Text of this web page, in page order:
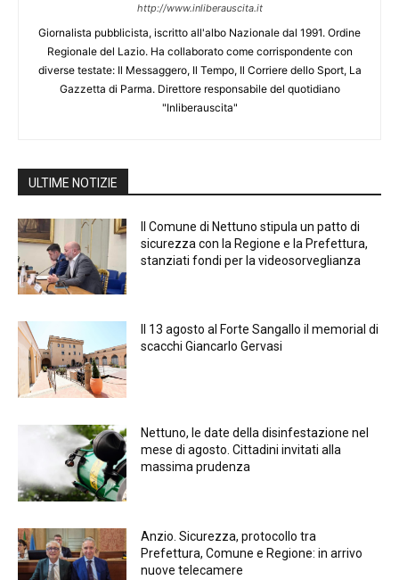
http://www.inliberauscita.it
Giornalista pubblicista, iscritto all'albo Nazionale dal 1991. Ordine
Regionale del Lazio. Ha collaborato come corrispondente con
diverse testate: Il Messaggero, Il Tempo, Il Corriere dello Sport, La
Gazzetta di Parma. Direttore responsabile del quotidiano
"Inliberauscita"
ULTIME NOTIZIE
Il Comune di Nettuno stipula un patto di
sicurezza con la Regione e la Prefettura,
stanziati fondi per la videosorveglianza
Il 13 agosto al Forte Sangallo il memorial di
scacchi Giancarlo Gervasi
Nettuno, le date della disinfestazione nel
mese di agosto. Cittadini invitati alla
massima prudenza
Anzio. Sicurezza, protocollo tra
Prefettura, Comune e Regione: in arrivo
nuove telecamere